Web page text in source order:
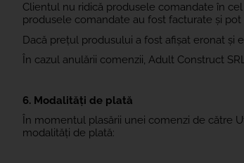
Clientul nu ridică produsele comandate în
produsele comandate au fost facturate și pot
Dacă prețul produsului a fost afișat eronat și
În cazul anulării comenzii, Adult Construct
6. Modalități de plată
În momentul plasării unei comenzi de către
modalități de plată: